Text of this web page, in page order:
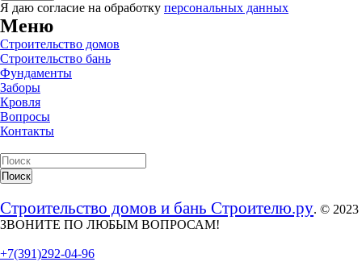
Я даю согласие на обработку персональных данных
Меню
Строительство домов
Строительство бань
Фундаменты
Заборы
Кровля
Вопросы
Контакты
Строительство домов и бань Строителю.ру. © 2023
ЗВОНИТЕ ПО ЛЮБЫМ ВОПРОСАМ!
+7(391)292-04-96